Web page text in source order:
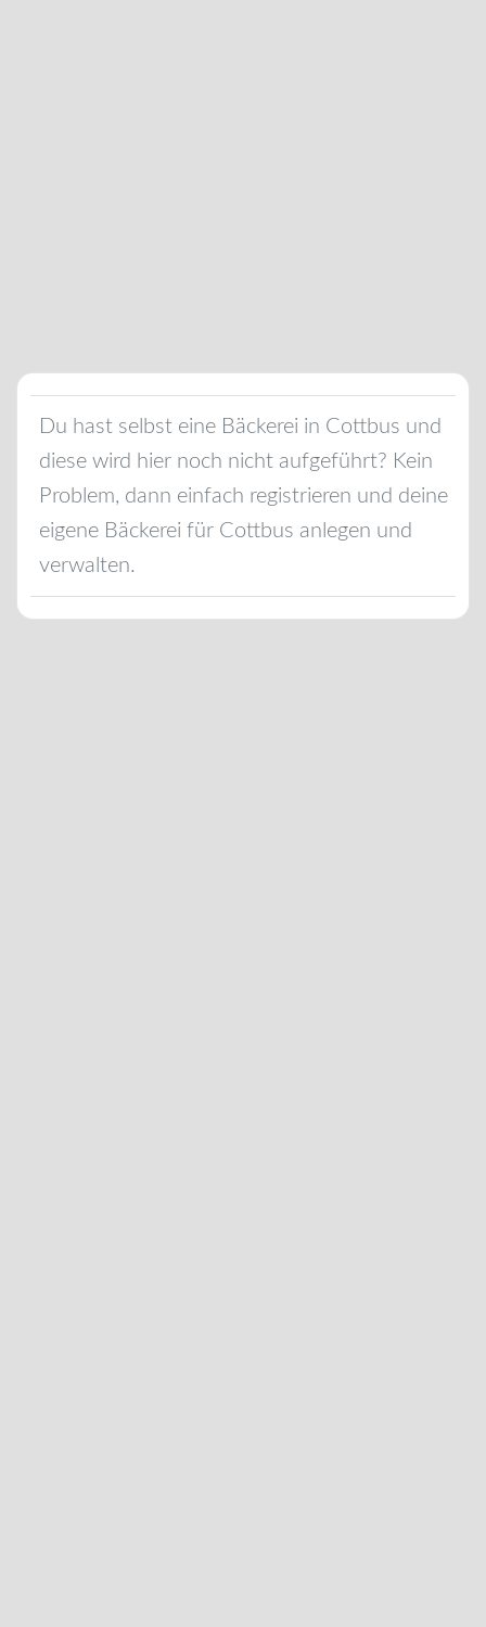
Du hast selbst eine Bäckerei in Cottbus und
diese wird hier noch nicht aufgeführt? Kein
Problem, dann einfach registrieren und deine
eigene Bäckerei für Cottbus anlegen und
verwalten.